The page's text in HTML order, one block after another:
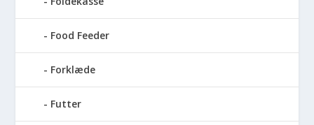
Food Feeder
Forklæde
Futter